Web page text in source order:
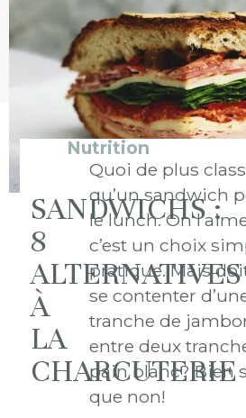
SANDWICHS :
8
ALTERNATIVES
À
LA
CHARCUTERIE
Nutrition
Quoi de plus
qu’un sandwich
le lunch. On
c’est un choix
pratique. Mais
se contenter
tranche de
entre deux
pain blanc? Bien
que non!